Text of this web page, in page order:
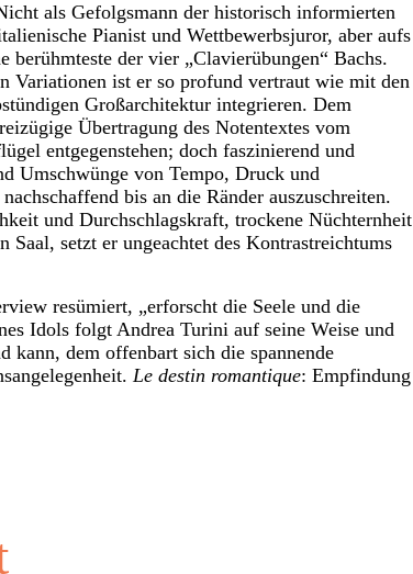
als Gefolgsmann der historisch informierten
Pianist und Wettbewerbsjuror, aber aufs
der vier „Clavierübungen“ Bachs.
Variationen ist er so profund vertraut wie mit den
Großarchitektur integrieren. Dem
Übertragung des Notentextes vom
entgegenstehen; doch faszinierend und
Umschwünge von Tempo, Druck und
bis an die Ränder auszuschreiten.
und Durchschlagskraft, trockene Nüchternheit
Saal, setzt er ungeachtet des Kontrastreichtums
resümiert, „erforscht die Seele und die
Idols folgt Andrea Turini auf seine Weise und
dem offenbart sich die spannende
Le destin romantique: Empfindung